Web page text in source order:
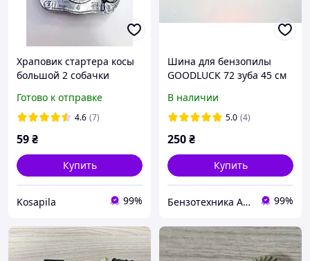
Храповик стартера косы
большой 2 собачки
Готово к отправке
4.6 (7)
59₴
Купить
Kosapila 99%
Шина для бензопилы
GOODLUCK 72 зуба 45 см
Atlant,Expert,Goodluck и
другие
В наличии
5.0 (4)
250₴
Купить
Бензотехника Atlant 99%